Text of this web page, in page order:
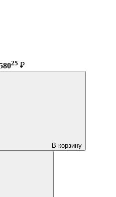
25 ₽
В корзину